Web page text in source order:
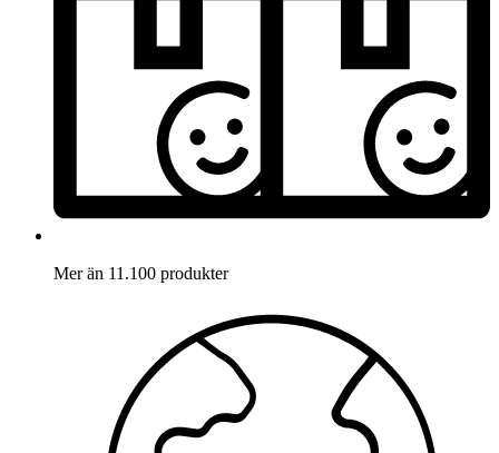
Mer än 11.100 produkter